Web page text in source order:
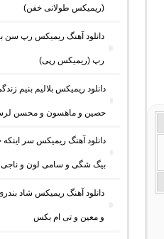
(ریمیکس طولانی خفن)
دانلود آهنگ ریمیکس رپ سن
رپ (ریمیکس رپی)
دانلود ریمیکس بلالیم بنیم
حصین و ماهسون و محسن
دانلود آهنگ ریمیکس سر
بیگ شگی و سامی لون و
دانلود آهنگ ریمیکس شاد
و معین و تی ام بکس